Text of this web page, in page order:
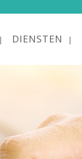
DIENSTEN